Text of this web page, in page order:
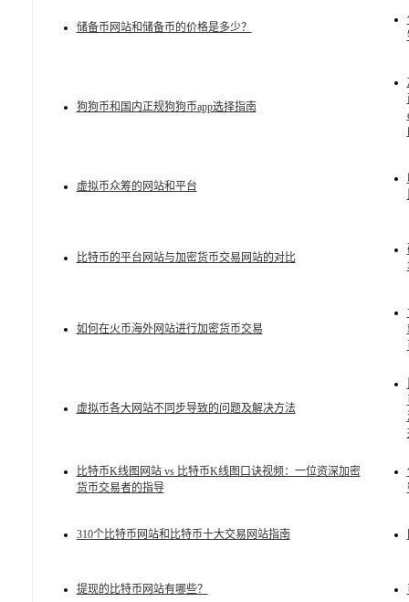
储备币网站和储备币的价格是多少？
狗狗币和国内正规狗狗币app选择指南
虚拟币众筹的网站和平台
比特币的平台网站与加密货币交易网站的对比
如何在火币海外网站进行加密货币交易
虚拟币各大网站不同步导致的问题及解决方法
比特币K线图网站 vs 比特币K线图口诀视频：一位资深加密
货币交易者的指导
310个比特币网站和比特币十大交易网站指南
提现的比特币网站有哪些？